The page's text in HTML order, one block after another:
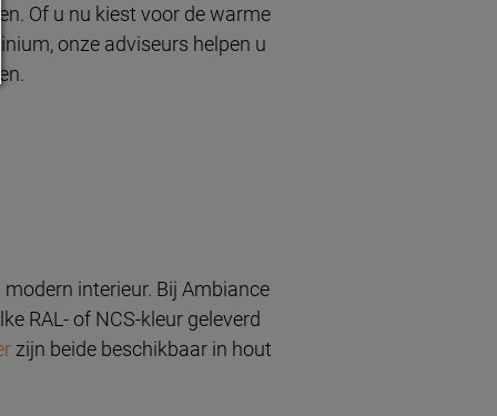
Of u nu kiest voor de warme
onze adviseurs helpen u
interieur. Bij Ambiance
RAL- of NCS-kleur geleverd
zijn beide beschikbaar in hout